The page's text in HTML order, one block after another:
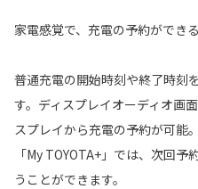
家電感覚で、充電の予約ができる
普通充電の開始時刻や終了時刻
す。ディスプレイオーディオ画
スプレイから充電の予約が可能
「My TOYOTA+」では、次回
うことができます。